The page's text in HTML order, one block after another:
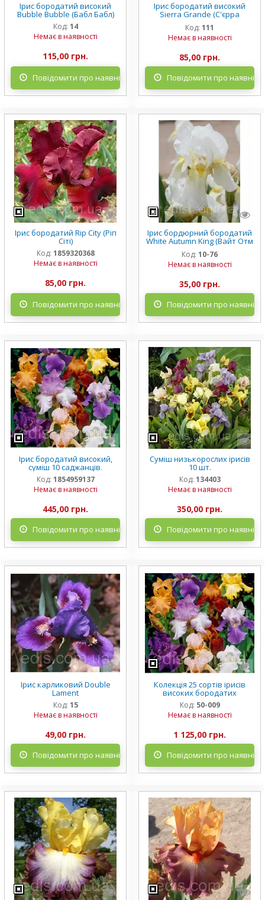
Ірис бородатий високий
Bubble Bubble (Бабл Бабл)
Код: 14
Немає в наявності
115,00 грн.
Повідомити про наявність
Ірис бородатий високий
Sierra Grande (С'єрра
Гранде)
Код: 111
Немає в наявності
85,00 грн.
Повідомити про
Ірис бородатий Rip City (Ріп
Сіті)
Код: 1859320368
Немає в наявності
85,00 грн.
Повідомити про наявність
Ірис бордюрний бородатий
White Autumn King (Вайт Отм
Кинг)
Код: 10-76
Немає в наявності
35,00 грн.
Повідомити про
Ірис бородатий високий,
суміш 10 саджанців.
Код: 1854959137
Немає в наявності
445,00 грн.
Повідомити про наявність
Суміш низькорослих ірисів
10 шт.
Код: 134403
Немає в наявності
350,00 грн.
Повідомити про
Ірис карликовий Double
Lament
Код: 15
Немає в наявності
49,00 грн.
Повідомити про наявність
Колекція 25 сортів ірисів
високих бородатих
Код: 50-009
Немає в наявності
1 125,00 грн.
Повідомити про